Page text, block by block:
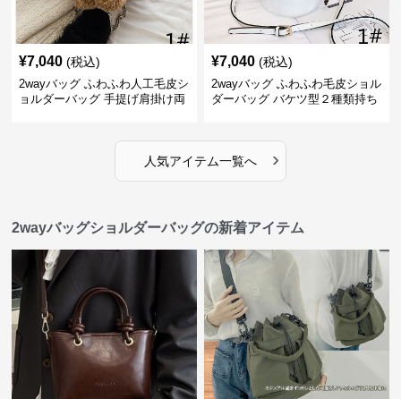
¥7,040 (税込)
2wayバッグ ふわふわ人工毛皮シ
ョルダーバッグ 手提げ肩掛け両
¥7,040 (税込)
2wayバッグ ふわふわ毛皮ショル
ダーバッグ バケツ型２種類持ち
人気アイテム一覧へ ›
2wayバッグショルダーバッグの新着アイテム